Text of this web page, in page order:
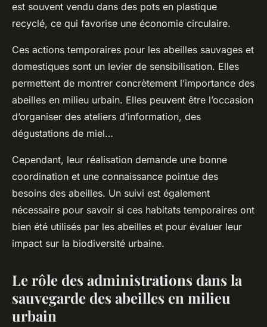
est souvent vendu dans des pots en plastique
recyclé, ce qui favorise une économie circulaire.
Ces actions temporaires pour les abeilles sauvages et
domestiques sont un levier de sensibilisation. Elles
permettent de montrer concrètement l’importance des
abeilles en milieu urbain. Elles peuvent être l’occasion
d’organiser des ateliers d’information, des
dégustations de miel…
Cependant, leur réalisation demande une bonne
coordination et une connaissance pointue des
besoins des abeilles. Un suivi est également
nécessaire pour savoir si ces habitats temporaires ont
bien été utilisés par les abeilles et pour évaluer leur
impact sur la biodiversité urbaine.
Le rôle des administrations dans la
sauvegarde des abeilles en milieu
urbain